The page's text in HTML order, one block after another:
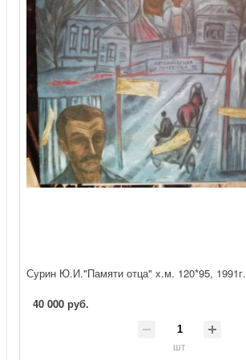
Сурин Ю.И."Памяти отца" х.м. 120*95, 1991г.
40 000 руб.
шт